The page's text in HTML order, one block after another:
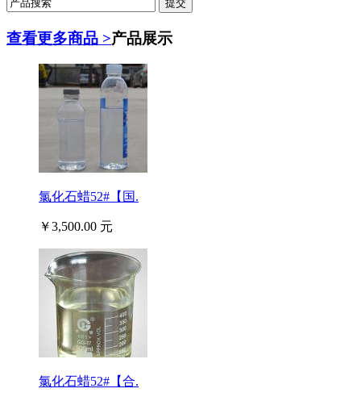
查看更多商品 >产品展示
氯化石蜡52#【国.
￥3,500.00 元
氯化石蜡52#【合.